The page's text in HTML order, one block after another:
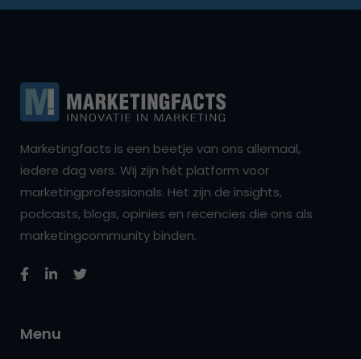
Marketingfacts is een beetje van ons allemaal,
iedere dag vers. Wij zijn hét platform voor
marketingprofessionals. Het zijn de insights,
podcasts, blogs, opinies en recencies die ons als
marketingcommunity binden.
Menu